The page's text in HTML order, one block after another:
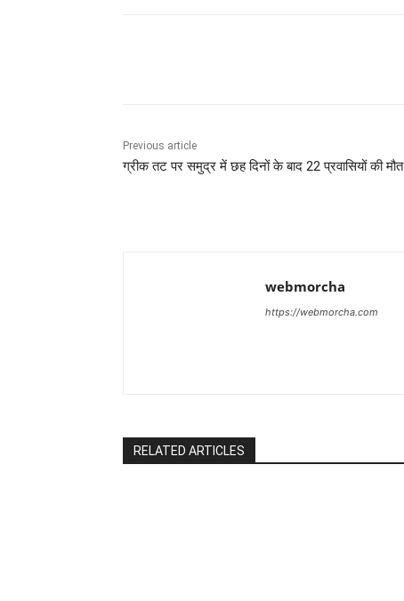
Previous article
ग्रीक तट पर समुद्र में छह दिनों के बाद 22 प्रवासियों की मौत
webmorcha
https://webmorcha.com
RELATED ARTICLES